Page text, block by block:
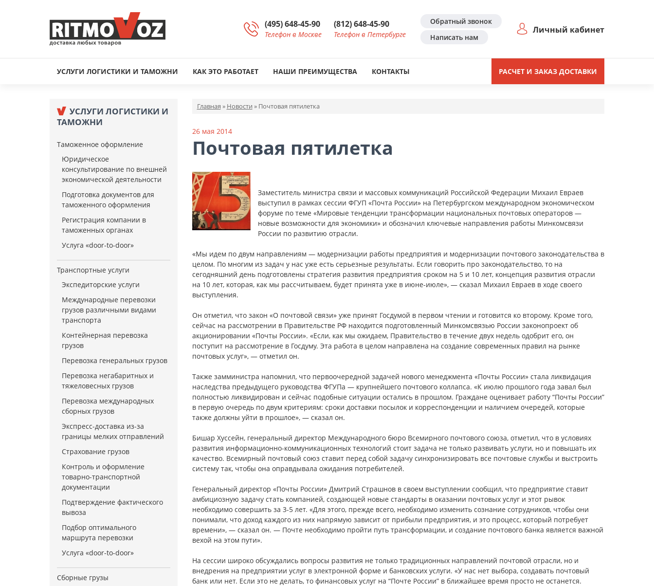
(495) 648-45-90
Телефон в Москве
(812) 648-45-90
Телефон в Петербурге
Обратный звонок
Написать нам
Личный кабинет
УСЛУГИ ЛОГИСТИКИ И ТАМОЖНИ КАК ЭТО РАБОТАЕТ НАШИ ПРЕИМУЩЕСТВА КОНТАКТЫ РАСЧЕТ И ЗАКАЗ ДОСТАВКИ
УСЛУГИ ЛОГИСТИКИ И
ТАМОЖНИ
Таможенное оформление
Юридическое
консультирование по внешней
экономической деятельности
Подготовка документов для
таможенного оформления
Регистрация компании в
таможенных органах
Услуга «door-to-door»
Транспортные услуги
Экспедиторские услуги
Международные перевозки
грузов различными видами
транспорта
Контейнерная перевозка
грузов
Перевозка генеральных грузов
Перевозка негабаритных и
тяжеловесных грузов
Перевозка международных
сборных грузов
Экспресс-доставка из-за
границы мелких отправлений
Страхование грузов
Контроль и оформление
товарно-транспортной
документации
Подтверждение фактического
вывоза
Подбор оптимального
маршрута перевозки
Услуга «door-to-door»
Сборные грузы
Главная » Новости » Почтовая пятилетка
26 мая 2014
Почтовая пятилетка
Заместитель министра связи и массовых коммуникаций Российской Федерации Михаил Евраев
выступил в рамках сессии ФГУП «Почта России» на Петербургском международном экономическом
форуме по теме «Мировые тенденции трансформации национальных почтовых операторов —
новые возможности для экономики» и обозначил ключевые направления работы Минкомсвязи
России по развитию отрасли.
«Мы идем по двум направлениям — модернизации работы предприятия и модернизации почтового законодательства в
целом. По многим из задач у нас уже есть серьезные результаты. Если говорить про законодательство, то на
сегодняшний день подготовлены стратегия развития предприятия сроком на 5 и 10 лет, концепция развития отрасли
на 10 лет, которая, как мы рассчитываем, будет принята уже в июне-июле», — сказал Михаил Евраев в ходе своего
выступления.
Он отметил, что закон «О почтовой связи» уже принят Госдумой в первом чтении и готовится ко второму. Кроме того,
сейчас на рассмотрении в Правительстве РФ находится подготовленный Минкомсвязью России законопроект об
акционировании «Почты России». «Если, как мы ожидаем, Правительство в течение двух недель одобрит его, он
поступит на рассмотрение в Госдуму. Эта работа в целом направлена на создание современных правил на рынке
почтовых услуг», — отметил он.
Также замминистра напомнил, что первоочередной задачей нового менеджмента «Почты России» стала ликвидация
наследства предыдущего руководства ФГУПа — крупнейшего почтового коллапса. «К июлю прошлого года завал был
полностью ликвидирован и сейчас подобные ситуации остались в прошлом. Граждане оценивает работу “Почты России”
в первую очередь по двум критериям: сроки доставки посылок и корреспонденции и наличием очередей, которые
также должны уйти в прошлое», — сказал он.
Бишар Хуссейн, генеральный директор Международного бюро Всемирного почтового союза, отметил, что в условиях
развития информационно-коммуникационных технологий стоит задача не только развивать услуги, но и повышать их
качество. Всемирный почтовый союз ставит перед собой задачу синхронизировать все почтовые службы и выстроить
систему так, чтобы она оправдывала ожидания потребителей.
Генеральный директор «Почты России» Дмитрий Страшнов в своем выступлении сообщил, что предприятие ставит
амбициозную задачу стать компанией, создающей новые стандарты в оказании почтовых услуг и этот рывок
необходимо совершить за 3-5 лет. «Для этого, прежде всего, необходимо изменить сознание сотрудников, чтобы они
понимали, что доход каждого из них напрямую зависит от прибыли предприятия, и это процесс, который потребует
времени», — сказал он. — Почте необходимо пройти путь трансформации, и создание почтового банка является важной
вехой на этом пути».
На сессии широко обсуждались вопросы развития не только традиционных направлений почтовой отрасли, но и
внедрения на предприятии услуг в электронной форме и банковских услуги. «У нас нет выбора, создавать почтовый
банк или нет. Если это не делать, то финансовых услуг на “Почте России” в ближайшее время просто не останется.